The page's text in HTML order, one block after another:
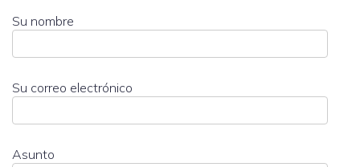
Su nombre
Su correo electrónico
Asunto